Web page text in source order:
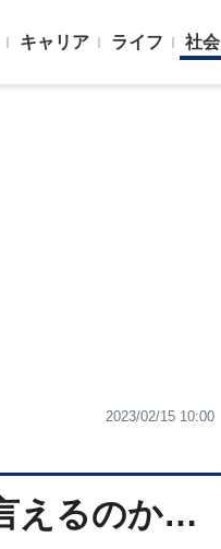
キャリア ライフ 社会
2023/02/15 10:00
えるのか…